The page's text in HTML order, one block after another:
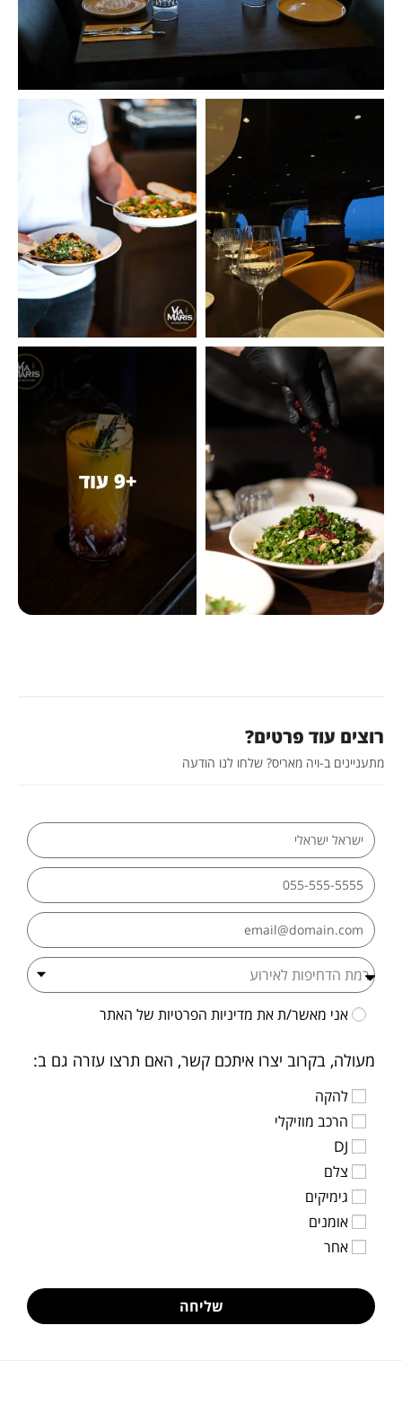
+9 עוד
רוצים עוד פרטים?
מתעניינים ב-ויה מאריס? שלחו לנו הודעה
אני מאשר/ת את מדיניות הפרטיות של האתר
מעולה, בקרוב יצרו איתכם קשר, האם תרצו עזרה גם ב:
להקה
הרכב מוזיקלי
DJ
צלם
גימיקים
אומנים
אחר
שליחה